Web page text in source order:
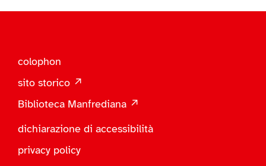
colophon
sito storico ↗
Biblioteca Manfrediana ↗
dichiarazione di accessibilità
privacy policy